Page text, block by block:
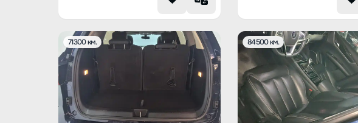
71300 км. 84500 км.